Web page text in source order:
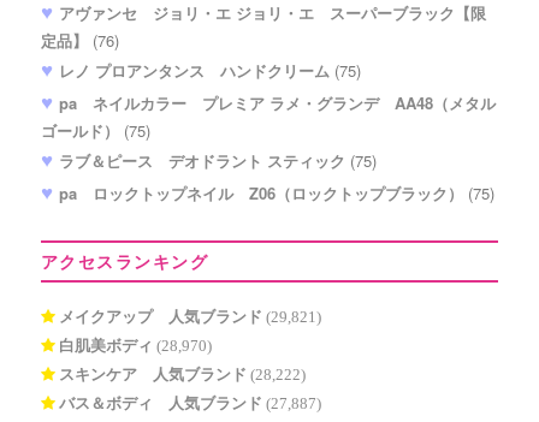
アヴァンセ ジョリ・エ ジョリ・エ スーパーブラック【限
定品】
(76)
レノ プロアンタンス ハンドクリーム (75)
pa ネイルカラー プレミア ラメ・グランデ AA48（メタル
ゴールド）
(75)
ラブ＆ピース デオドラント スティック (75)
pa ロックトップネイル Z06（ロックトップブラック）
(75)
アクセスランキング
メイクアップ 人気ブランド (29,821)
白肌美ボディ (28,970)
スキンケア 人気ブランド (28,222)
バス＆ボディ 人気ブランド (27,887)